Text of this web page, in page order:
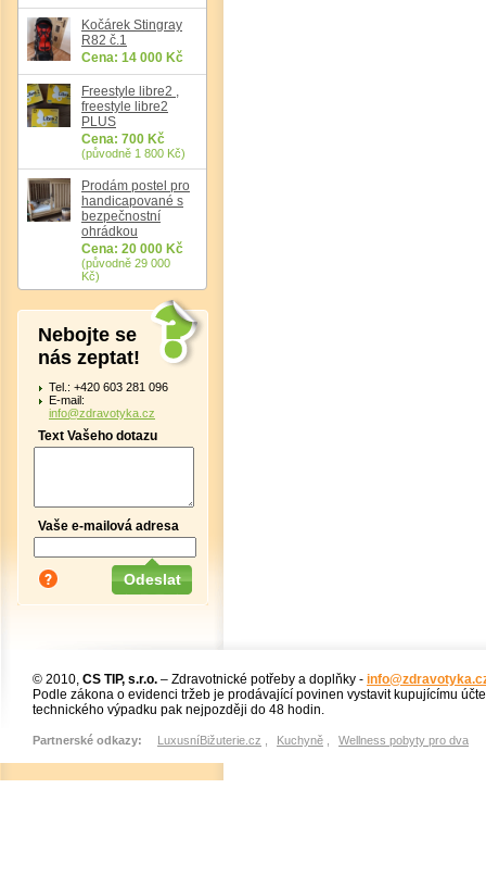
Kočárek Stingray
R82 č.1
Cena: 14 000 Kč
Freestyle libre2 ,
freestyle libre2
PLUS
Cena: 700 Kč
(původně 1 800 Kč)
Prodám postel pro
handicapované s
bezpečnostní
ohrádkou
Cena: 20 000 Kč
(původně 29 000
Kč)
Nebojte se
nás zeptat!
Tel.: +420 603 281 096
E-mail:
info@zdravotyka.cz
Text Vašeho dotazu
Vaše e-mailová adresa
© 2010, CS TIP, s.r.o. – Zdravotnické potřeby a doplňky -
Podle zákona o evidenci tržeb je prodávající povinen vystavit kupujícímu
technického výpadku pak nejpozději do 48 hodin.
Partnerské odkazy: LuxusníBižuterie.cz Kuchyně Wellness pobyty pro dva